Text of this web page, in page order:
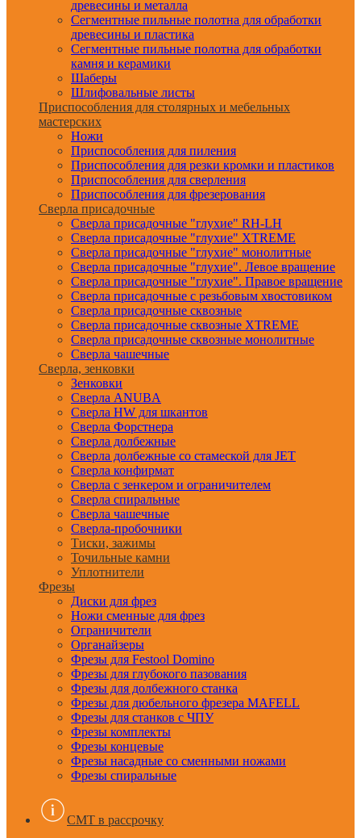
древесины и металла
Сегментные пильные полотна для обработки
древесины и пластика
Сегментные пильные полотна для обработки
камня и керамики
Шаберы
Шлифовальные листы
Приспособления для столярных и мебельных
мастерских
Ножи
Приспособления для пиления
Приспособления для резки кромки и пластиков
Приспособления для сверления
Приспособления для фрезерования
Сверла присадочные
Сверла присадочные "глухие" RH-LH
Сверла присадочные "глухие" XTREME
Сверла присадочные "глухие" монолитные
Сверла присадочные "глухие". Левое вращение
Сверла присадочные "глухие". Правое вращение
Сверла присадочные с резьбовым хвостовиком
Сверла присадочные сквозные
Сверла присадочные сквозные XTREME
Сверла присадочные сквозные монолитные
Сверла чашечные
Сверла, зенковки
Зенковки
Сверла ANUBA
Сверла HW для шкантов
Сверла Форстнера
Сверла долбежные
Сверла долбежные со стамеской для JET
Сверла конфирмат
Сверла с зенкером и ограничителем
Сверла спиральные
Сверла чашечные
Сверла-пробочники
Тиски, зажимы
Точильные камни
Уплотнители
Фрезы
Диски для фрез
Ножи сменные для фрез
Ограничители
Органайзеры
Фрезы для Festool Domino
Фрезы для глубокого пазования
Фрезы для долбежного станка
Фрезы для дюбельного фрезера MAFELL
Фрезы для станков с ЧПУ
Фрезы комплекты
Фрезы концевые
Фрезы насадные со сменными ножами
Фрезы спиральные
CMT в рассрочку